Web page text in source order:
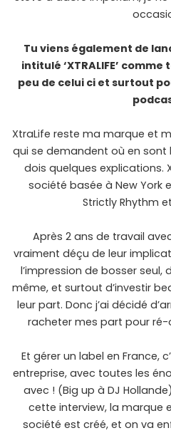
Tu viens également de
intitulé ‘XTRALIFE’
peu de celui ci et surtout
XtraLife reste ma marque et
qui se demandent où en sont
dois quelques explications.
société basée à New
Strictly Rhythm
Après 2 ans de travail
vraiment déçu de leur
l’impression de bosser
même, et surtout d’investir
leur part. Donc j’ai décidé
racheter mes part pour ré-
Et gérer un label en France,
entreprise, avec toutes les
avec ! (Big up à DJ
cette interview, la marque
société est créé, et on va